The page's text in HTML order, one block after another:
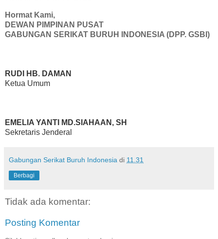
Hormat Kami,
DEWAN PIMPINAN PUSAT
GABUNGAN SERIKAT BURUH INDONESIA (DPP. GSBI)
RUDI HB. DAMAN
Ketua Umum
EMELIA YANTI MD.SIAHAAN, SH
Sekretaris Jenderal
Gabungan Serikat Buruh Indonesia di 11.31
Berbagi
Tidak ada komentar:
Posting Komentar